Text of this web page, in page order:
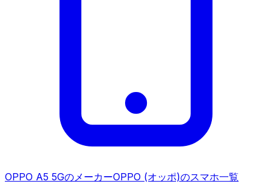
OPPO A5 5GのメーカーOPPO (オッポ)のスマホ一覧